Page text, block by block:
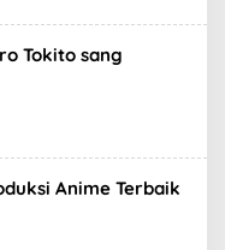
Tokito sang
Anime Terbaik